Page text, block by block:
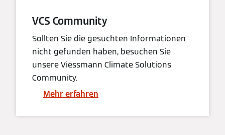
VCS Community
Sollten Sie die gesuchten Informationen
nicht gefunden haben, besuchen Sie
unsere Viessmann Climate Solutions
Community.
Mehr erfahren